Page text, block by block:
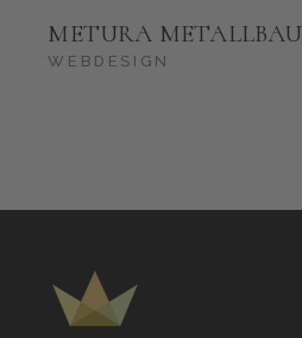
METURA METALLBAU
WEBDESIGN